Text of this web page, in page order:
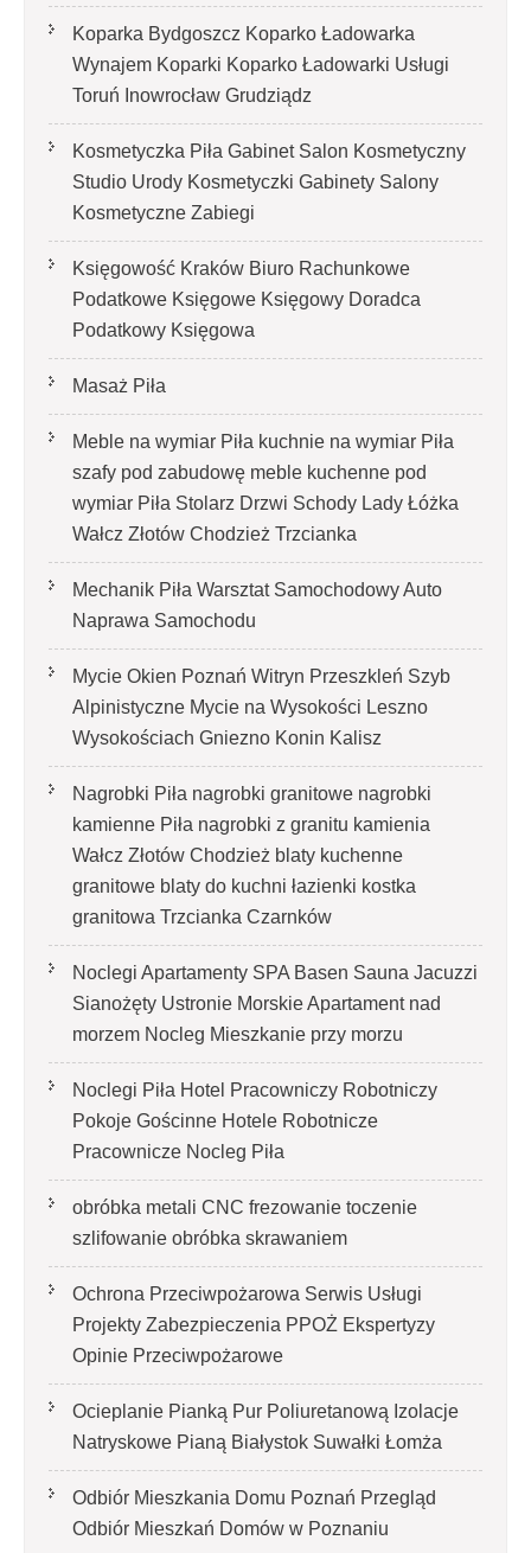
Koparka Bydgoszcz Koparko Ładowarka
Wynajem Koparki Koparko Ładowarki Usługi
Toruń Inowrocław Grudziądz
Kosmetyczka Piła Gabinet Salon Kosmetyczny
Studio Urody Kosmetyczki Gabinety Salony
Kosmetyczne Zabiegi
Księgowość Kraków Biuro Rachunkowe
Podatkowe Księgowe Księgowy Doradca
Podatkowy Księgowa
Masaż Piła
Meble na wymiar Piła kuchnie na wymiar Piła
szafy pod zabudowę meble kuchenne pod
wymiar Piła Stolarz Drzwi Schody Lady Łóżka
Wałcz Złotów Chodzież Trzcianka
Mechanik Piła Warsztat Samochodowy Auto
Naprawa Samochodu
Mycie Okien Poznań Witryn Przeszkleń Szyb
Alpinistyczne Mycie na Wysokości Leszno
Wysokościach Gniezno Konin Kalisz
Nagrobki Piła nagrobki granitowe nagrobki
kamienne Piła nagrobki z granitu kamienia
Wałcz Złotów Chodzież blaty kuchenne
granitowe blaty do kuchni łazienki kostka
granitowa Trzcianka Czarnków
Noclegi Apartamenty SPA Basen Sauna Jacuzzi
Sianożęty Ustronie Morskie Apartament nad
morzem Nocleg Mieszkanie przy morzu
Noclegi Piła Hotel Pracowniczy Robotniczy
Pokoje Gościnne Hotele Robotnicze
Pracownicze Nocleg Piła
obróbka metali CNC frezowanie toczenie
szlifowanie obróbka skrawaniem
Ochrona Przeciwpożarowa Serwis Usługi
Projekty Zabezpieczenia PPOŻ Ekspertyzy
Opinie Przeciwpożarowe
Ocieplanie Pianką Pur Poliuretanową Izolacje
Natryskowe Pianą Białystok Suwałki Łomża
Odbiór Mieszkania Domu Poznań Przegląd
Odbiór Mieszkań Domów w Poznaniu